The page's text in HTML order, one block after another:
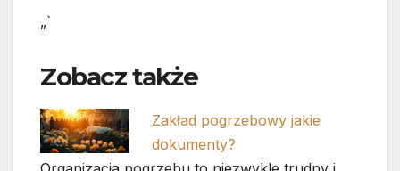
„`
Zobacz także
Zakład pogrzebowy jakie
dokumenty?